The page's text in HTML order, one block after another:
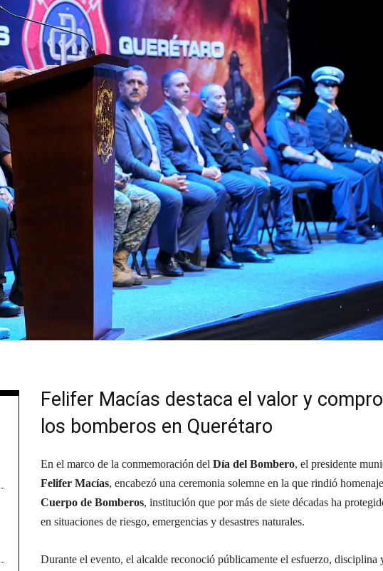
Felifer Macías destaca el valor y
los bomberos en Querétaro
En el marco de la conmemoración del Día del Bombero, el presidente
Felifer Macías, encabezó una ceremonia solemne en la que rindió
Cuerpo de Bomberos, institución que por más de siete décadas ha
en situaciones de riesgo, emergencias y desastres naturales.
Durante el evento, el alcalde reconoció públicamente el esfuerzo, disciplina